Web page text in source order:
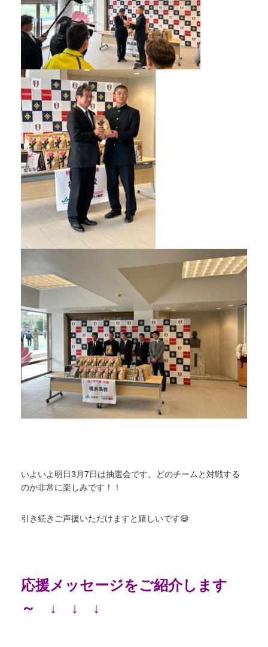
いよいよ明日3月7日は抽選会です。どのチームと対戦する
のか非常に楽しみです！！
引き続きご声援いただけますと嬉しいです😄
応援メッセージをご紹介します
～ ↓ ↓ ↓